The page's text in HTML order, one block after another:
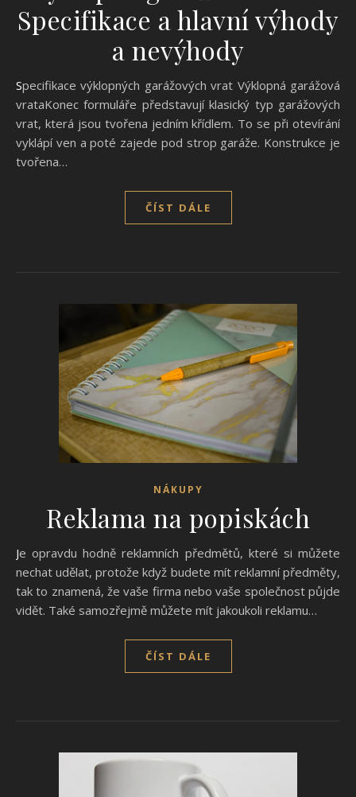
Specifikace a hlavní výhody
a nevýhody
Specifikace výklopných garážových vrat Výklopná garážová
vrataKonec formuláře představují klasický typ garážových
vrat, která jsou tvořena jedním křídlem. To se při otevírání
vyklápí ven a poté zajede pod strop garáže. Konstrukce je
tvořena…
ČÍST DÁLE
NÁKUPY
Reklama na popiskách
Je opravdu hodně reklamních předmětů, které si můžete
nechat udělat, protože když budete mít reklamní předměty,
tak to znamená, že vaše firma nebo vaše společnost půjde
vidět. Také samozřejmě můžete mít jakoukoli reklamu…
ČÍST DÁLE